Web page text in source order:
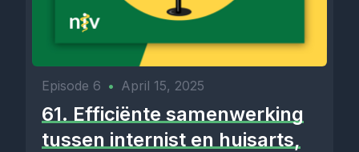
Episode 6 • April 15, 2025
61. Efficiënte samenwerking
tussen internist en huisarts,